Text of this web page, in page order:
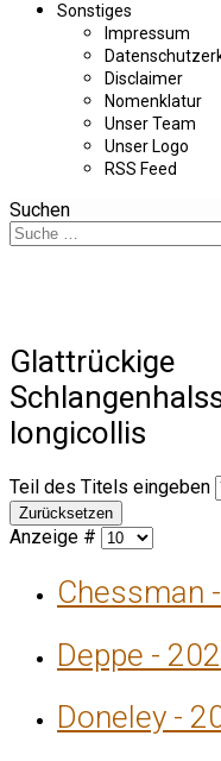
Sonstiges
Impressum
Disclaimer
Nomenklatur
Unser Team
Unser Logo
RSS Feed
Suchen
Glattrückige
longicollis
Teil des Titels eingeben
Zurücksetzen
Anzeige #
Chessman
Deppe -
Doneley -